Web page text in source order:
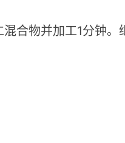
混合物并加工1分钟